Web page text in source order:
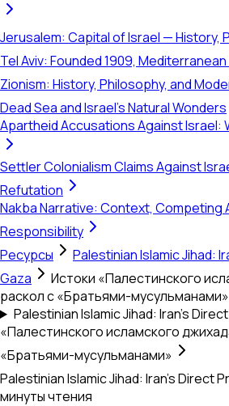
Jerusalem: Capital of Israel — History,
Tel Aviv: Founded 1909,
Zionism: History, Philosophy, and
Dead Sea and Israel's Natural Wonders
Apartheid Accusations Against Israel:
Settler Colonialism Claims Against
Refutation
Nakba Narrative: Context, Competing
Responsibility
Ресурсы
Palestinian Islamic Jihad:
Gaza
Истоки «Палестинского
раскол с «Братьями-мусульманами»
Palestinian Islamic Jihad: Iran's
«Палестинского исламского
«Братьями-мусульманами»
Palestinian Islamic Jihad: Iran's Direct
минуты чтения